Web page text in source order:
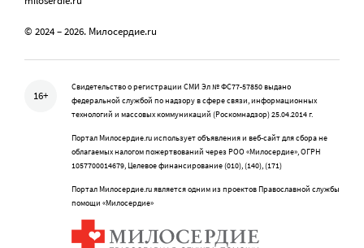
© 2024 – 2026. Милосердие.ru
16+
Свидетельство о регистрации СМИ Эл № ФС77-57850 выдано
федеральной службой по надзору в сфере связи, информационных
технологий и массовых коммуникаций (Роскомнадзор) 25.04.2014 г.
Портал Милосердие.ru использует объявления и веб-сайт для сбора не
облагаемых налогом пожертвований через РОО «Милосердие», ОГРН
1057700014679, Целевое финансирование (010), (140), (171)
Портал Милосердие.ru является одним из проектов Православной службы
помощи «Милосердие»